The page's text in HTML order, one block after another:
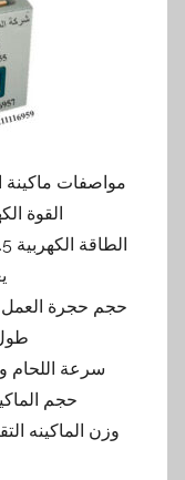
مواصفات ماكينة الموديل 601
القوة
حجم حجرة العمل 9 سم في 36 سم في 32 سم تقريبا
طول
سرعة اللحام و الفاكيوم 6
حجم الماكينة